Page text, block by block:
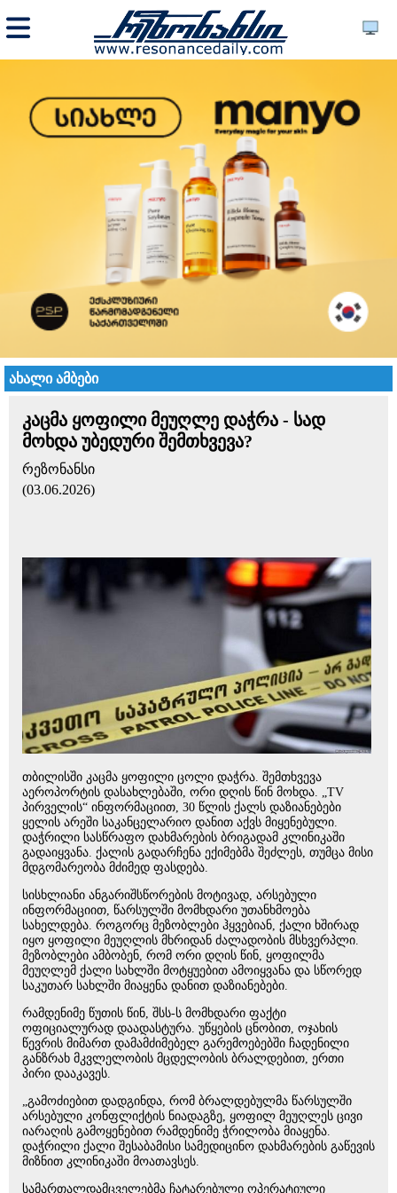
ახალი ამბები
კაცმა ყოფილი მეუღლე დაჭრა - სად
მოხდა უბედური შემთხვევა?
რეზონანსი
(03.06.2026)
თბილისში კაცმა ყოფილი ცოლი დაჭრა. შემთხვევა
აეროპორტის დასახლებაში, ორი დღის წინ მოხდა. „TV
პირველის“ ინფორმაციით, 30 წლის ქალს დაზიანებები
ყელის არეში საკანცელარიო დანით აქვს მიყენებული.
დაჭრილი სასწრაფო დახმარების ბრიგადამ კლინიკაში
გადაიყვანა. ქალის გადარჩენა ექიმებმა შეძლეს, თუმცა მისი
მდგომარეობა მძიმედ ფასდება.
სისხლიანი ანგარიშსწორების მოტივად, არსებული
ინფორმაციით, წარსულში მომხდარი უთანხმოება
სახელდება. როგორც მეზობლები ჰყვებიან, ქალი ხშირად
იყო ყოფილი მეუღლის მხრიდან ძალადობის მსხვერპლი.
მეზობლები ამბობენ, რომ ორი დღის წინ, ყოფილმა
მეუღლემ ქალი სახლში მოტყუებით ამოიყვანა და სწორედ
საკუთარ სახლში მიაყენა დანით დაზიანებები.
რამდენიმე წუთის წინ, შსს-ს მომხდარი ფაქტი
ოფიციალურად დაადასტურა. უწყების ცნობით, ოჯახის
წევრის მიმართ დამამძიმებელ გარემოებებში ჩადენილი
განზრახ მკვლელობის მცდელობის ბრალდებით, ერთი
პირი დააკავეს.
„გამოძიებით დადგინდა, რომ ბრალდებულმა წარსულში
არსებული კონფლიქტის ნიადაგზე, ყოფილ მეუღლეს ცივი
იარაღის გამოყენებით რამდენიმე ჭრილობა მიაყენა.
დაჭრილი ქალი შესაბამისი სამედიცინო დახმარების გაწევის
მიზნით კლინიკაში მოათავსეს.
სამართალდამცველებმა ჩატარებული ოპერატიული